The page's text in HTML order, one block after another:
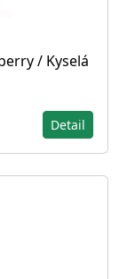
/ Kyselá
Detail